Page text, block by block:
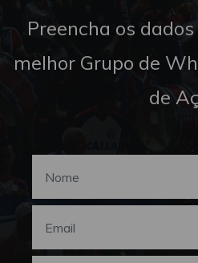
Preencha os
melhor Grupo de
de